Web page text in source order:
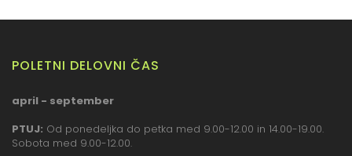
POLETNI DELOVNI ČAS
april - september
PTUJ: Od ponedeljka do petka med 9.00-12.00 in 14.00-19.00.
Sobota med 9.00-12.00.